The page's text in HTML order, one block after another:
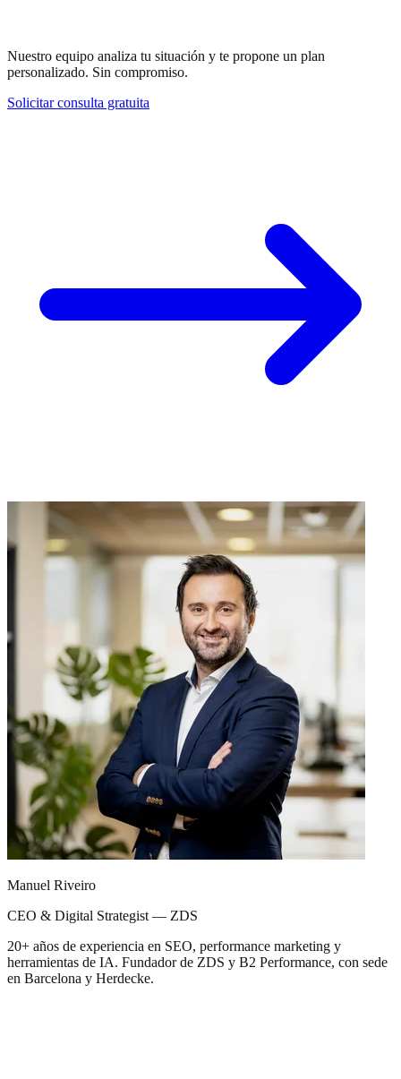
Nuestro equipo analiza tu situación y te propone un plan
personalizado. Sin compromiso.
Solicitar consulta gratuita
Manuel Riveiro
CEO & Digital Strategist — ZDS
20+ años de experiencia en SEO, performance marketing y
herramientas de IA. Fundador de ZDS y B2 Performance, con sede
en Barcelona y Herdecke.